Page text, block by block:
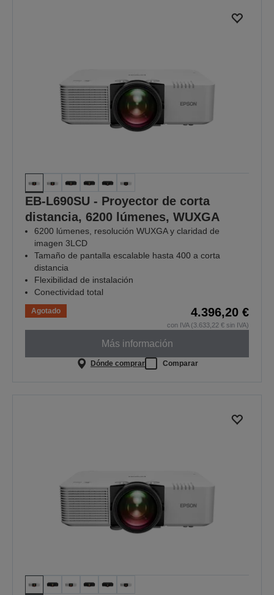
EB-L690SU - Proyector de corta
distancia, 6200 lúmenes, WUXGA
6200 lúmenes, resolución WUXGA y claridad de
imagen 3LCD
Tamaño de pantalla escalable hasta 400 a corta
distancia
Flexibilidad de instalación
Conectividad total
Agotado 4.396,20 €
con IVA (3.633,22 € sin IVA)
Más información
Dónde comprar Comparar